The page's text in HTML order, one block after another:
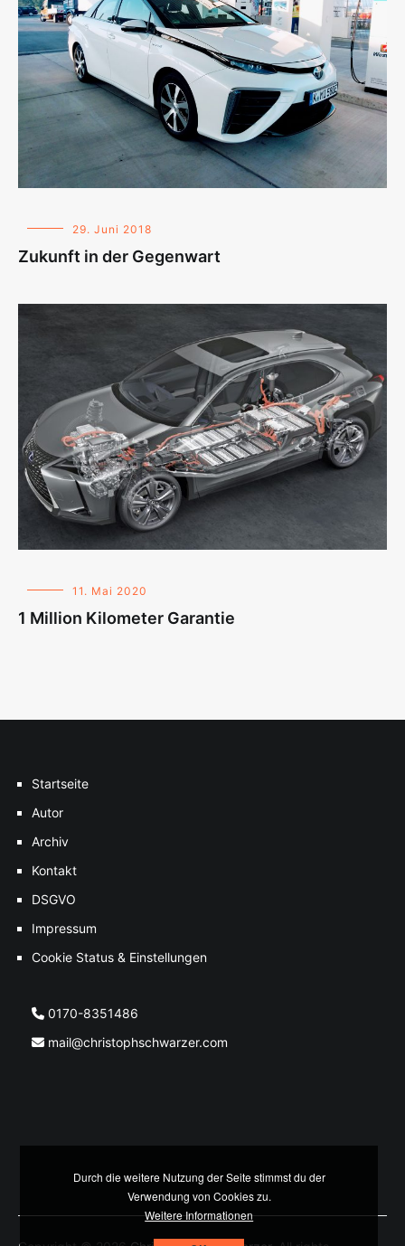
29. Juni 2018
Zukunft in der Gegenwart
11. Mai 2020
1 Million Kilometer Garantie
Startseite
Autor
Archiv
Kontakt
DSGVO
Impressum
Cookie Status & Einstellungen
0170-8351486
mail@christophschwarzer.com
Durch die weitere Nutzung der Seite stimmst du der
Verwendung von Cookies zu.
Weitere Informationen